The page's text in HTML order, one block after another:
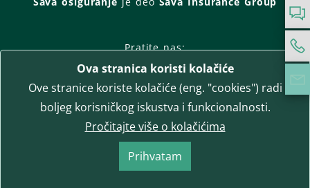
Pratite nas:
Facebook
Instagram
LinkedIn
Twitter
YouTube
WhatsApp
T-media d.o.o. | napredne komunikacije
Ova stranica koristi kolačiće
Ove stranice koriste kolačiće (eng. "cookies") radi
boljeg korisničkog iskustva i funkcionalnosti.
Pročitajte više o kolačićima
Prihvatam